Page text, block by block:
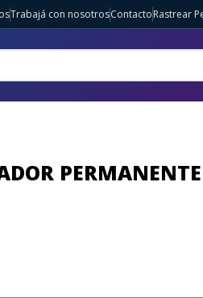
Trabajá con nosotrosContactoRastrear
PERMANENTE